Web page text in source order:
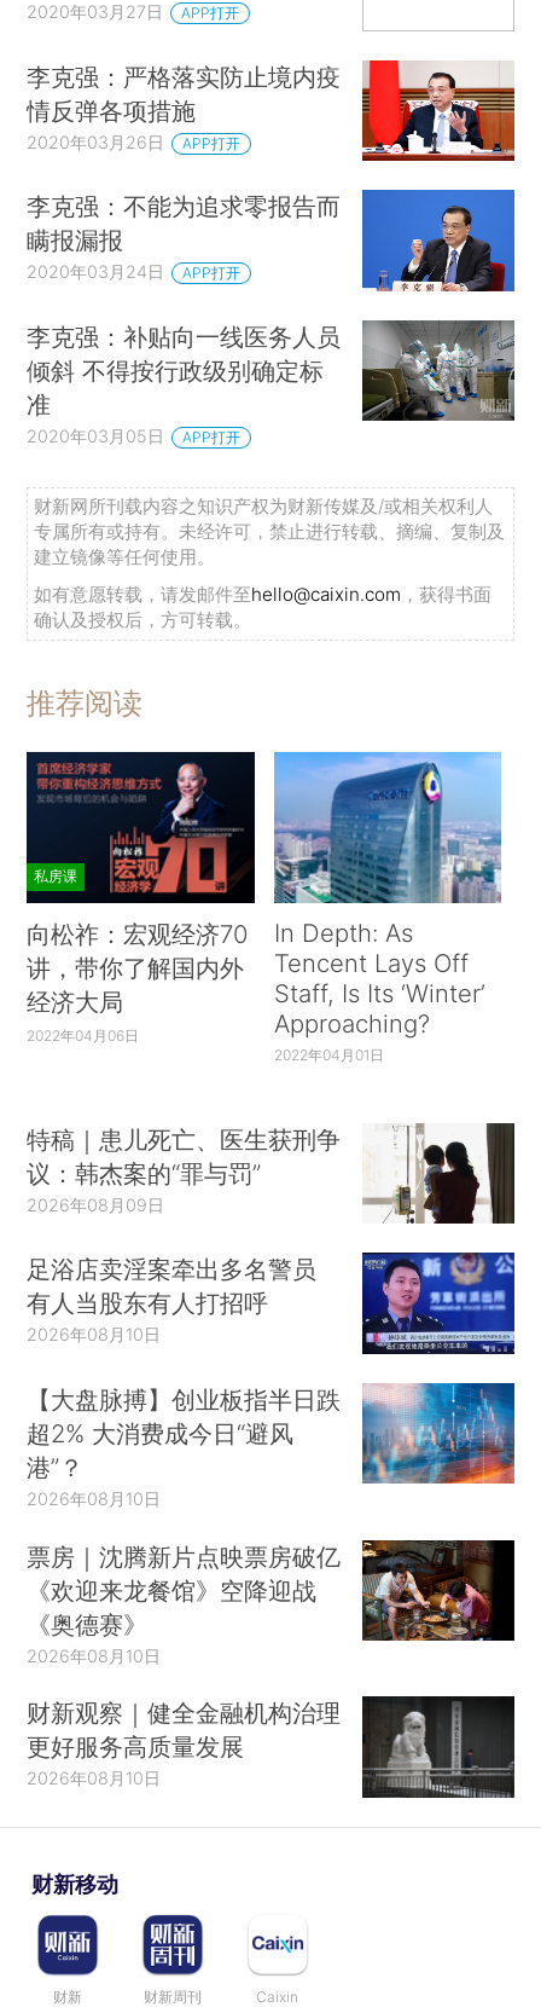
2020年03月27日 APP打开
李克强：严格落实防止境内疫
情反弹各项措施
2020年03月26日 APP打开
李克强：不能为追求零报告而
瞒报漏报
2020年03月24日 APP打开
李克强：补贴向一线医务人员
倾斜 不得按行政级别确定标
准
2020年03月05日 APP打开
财新网所刊载内容之知识产权为财新传媒及/或相关权利人
专属所有或持有。未经许可，禁止进行转载、摘编、复制及
建立镜像等任何使用。
如有意愿转载，请发邮件至hello@caixin.com ，获得书面
确认及授权后，方可转载。
推荐阅读
私房课
向松祚：宏观经济70
讲，带你了解国内外
经济大局
2022年04月06日
In Depth: As
Tencent Lays Off
Staff, Is Its ‘Winter’
Approaching?
2022年04月01日
特稿｜患儿死亡、医生获刑争
议：韩杰案的“罪与罚”
2026年08月09日
足浴店卖淫案牵出多名警员
有人当股东有人打招呼
2026年08月10日
【大盘脉搏】创业板指半日跌
超2% 大消费成今日“避风
港”？
2026年08月10日
票房｜沈腾新片点映票房破亿
《欢迎来龙餐馆》空降迎战
《奥德赛》
2026年08月10日
财新观察｜健全金融机构治理
更好服务高质量发展
2026年08月10日
财新移动
财新 财新周刊 Caixin